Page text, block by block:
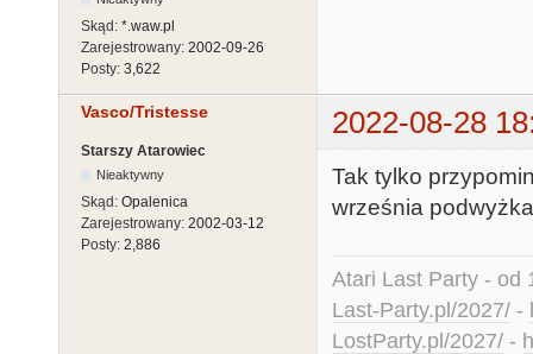
Skąd: *.waw.pl
Zarejestrowany: 2002-09-26
Posty: 3,622
Vasco/Tristesse 2022-08-28
Starszy Atarowiec
Nieaktywny
Skąd: Opalenica
Zarejestrowany: 2002-03-12
Posty: 2,886
Tak tylko
września
Atari Last Party - od
Last-Party.pl/2027/ -
LostParty.pl/2027/ -